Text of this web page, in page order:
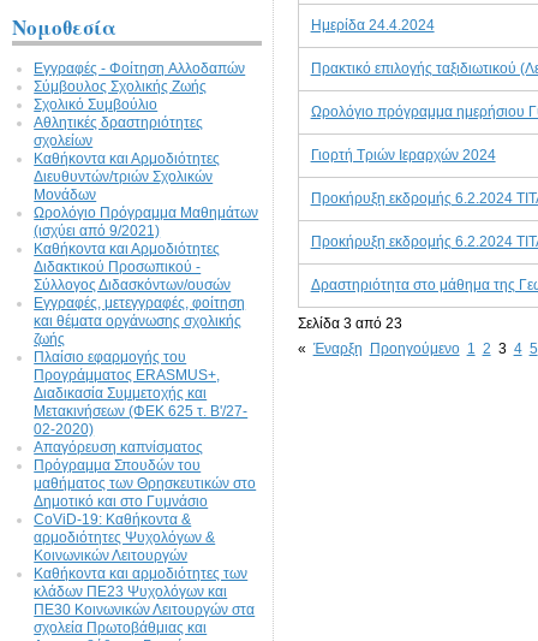
Νομοθεσία
Εγγραφές - Φοίτηση Aλλοδαπών
Σύμβουλος Σχολικής Ζωής
Σχολικό Συμβούλιο
Αθλητικές δραστηριότητες
σχολείων
Καθήκοντα και Αρμοδιότητες
Διευθυντών/τριών Σχολικών
Μονάδων
Ωρολόγιο Πρόγραμμα Μαθημάτων
(ισχύει από 9/2021)
Καθήκοντα και Αρμοδιότητες
Διδακτικού Προσωπικού -
Σύλλογος Διδασκόντων/ουσών
Εγγραφές, μετεγγραφές, φοίτηση
και θέματα οργάνωσης σχολικής
ζωής
Πλαίσιο εφαρμογής του
Προγράμματος ERASMUS+,
Διαδικασία Συμμετοχής και
Μετακινήσεων (ΦΕΚ 625 τ. Β'/27-
02-2020)
Απαγόρευση καπνίσματος
Πρόγραμμα Σπουδών του
μαθήματος των Θρησκευτικών στο
Δημοτικό και στο Γυμνάσιο
CoViD-19: Kαθήκοντα &
αρμοδιότητες Ψυχολόγων &
Κοινωνικών Λειτουργών
Καθήκοντα και αρμοδιότητες των
κλάδων ΠΕ23 Ψυχολόγων και
ΠΕ30 Κοινωνικών Λειτουργών στα
σχολεία Πρωτοβάθμιας και
Ημερίδα 24.4.2024
Πρακτικό επιλογής ταξιδιωτικού
Ωρολόγιο πρόγραμμα ημερήσιου
Γιορτή Τριών Ιεραρχών 2024
Προκήρυξη εκδρομής 6.2.2024
Προκήρυξη εκδρομής 6.2.2024
Δραστηριότητα στο μάθημα της
Σελίδα 3 από 23
« Έναρξη Προηγούμενο 1 2 3 4 5